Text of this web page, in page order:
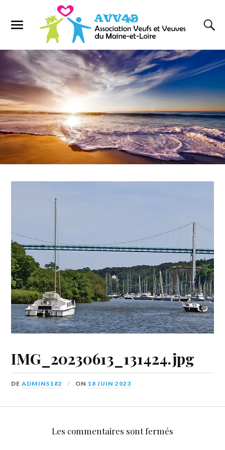
IMG_20230613_131424.jpg
DEADMIN5182 ON18 JUIN 2023
Les commentaires sont fermés